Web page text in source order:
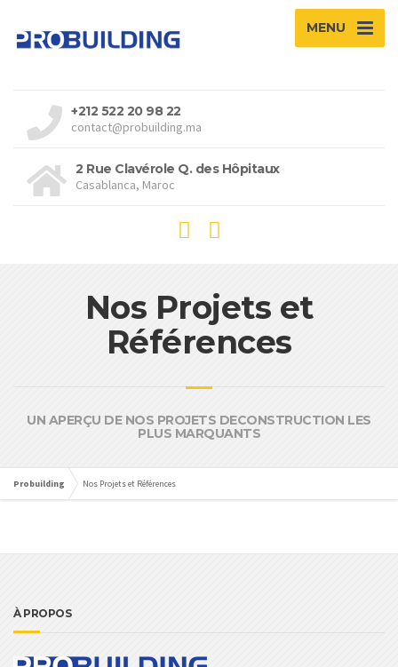
MENU
+212 522 20 98 22
contact@probuilding.ma
2 Rue Clavérole Q. des Hôpitaux
Casablanca, Maroc
Nos Projets et
Références
UN APERÇU DE NOS PROJETS DECONSTRUCTION LES
PLUS MARQUANTS
Probuilding Nos Projets et Références
À PROPOS